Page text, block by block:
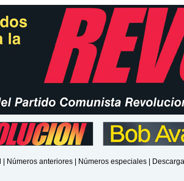
Números anteriores Números especiales